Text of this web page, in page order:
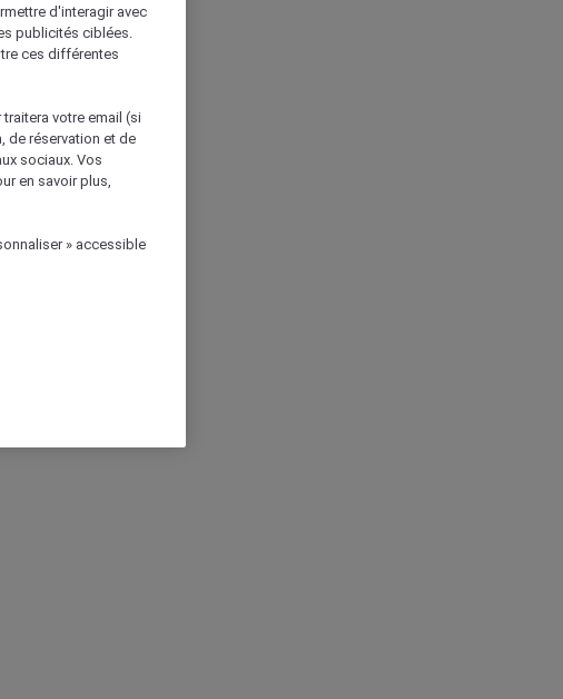
d'interagir avec
publicités ciblées.
ces différentes
votre email (si
de réservation et de
sociaux. Vos
en savoir plus,
» accessible